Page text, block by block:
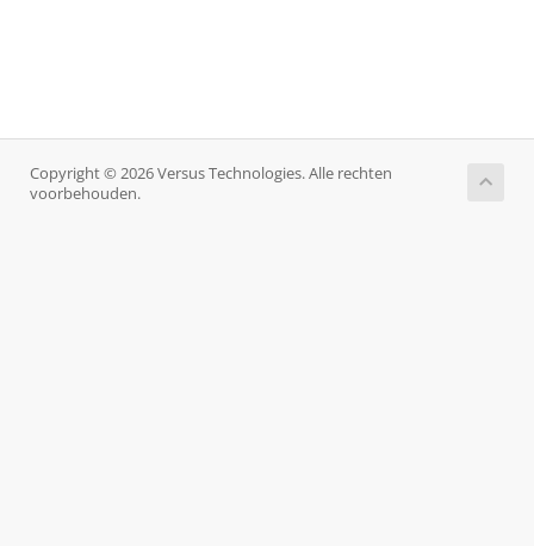
Copyright © 2026 Versus Technologies. Alle rechten
voorbehouden.